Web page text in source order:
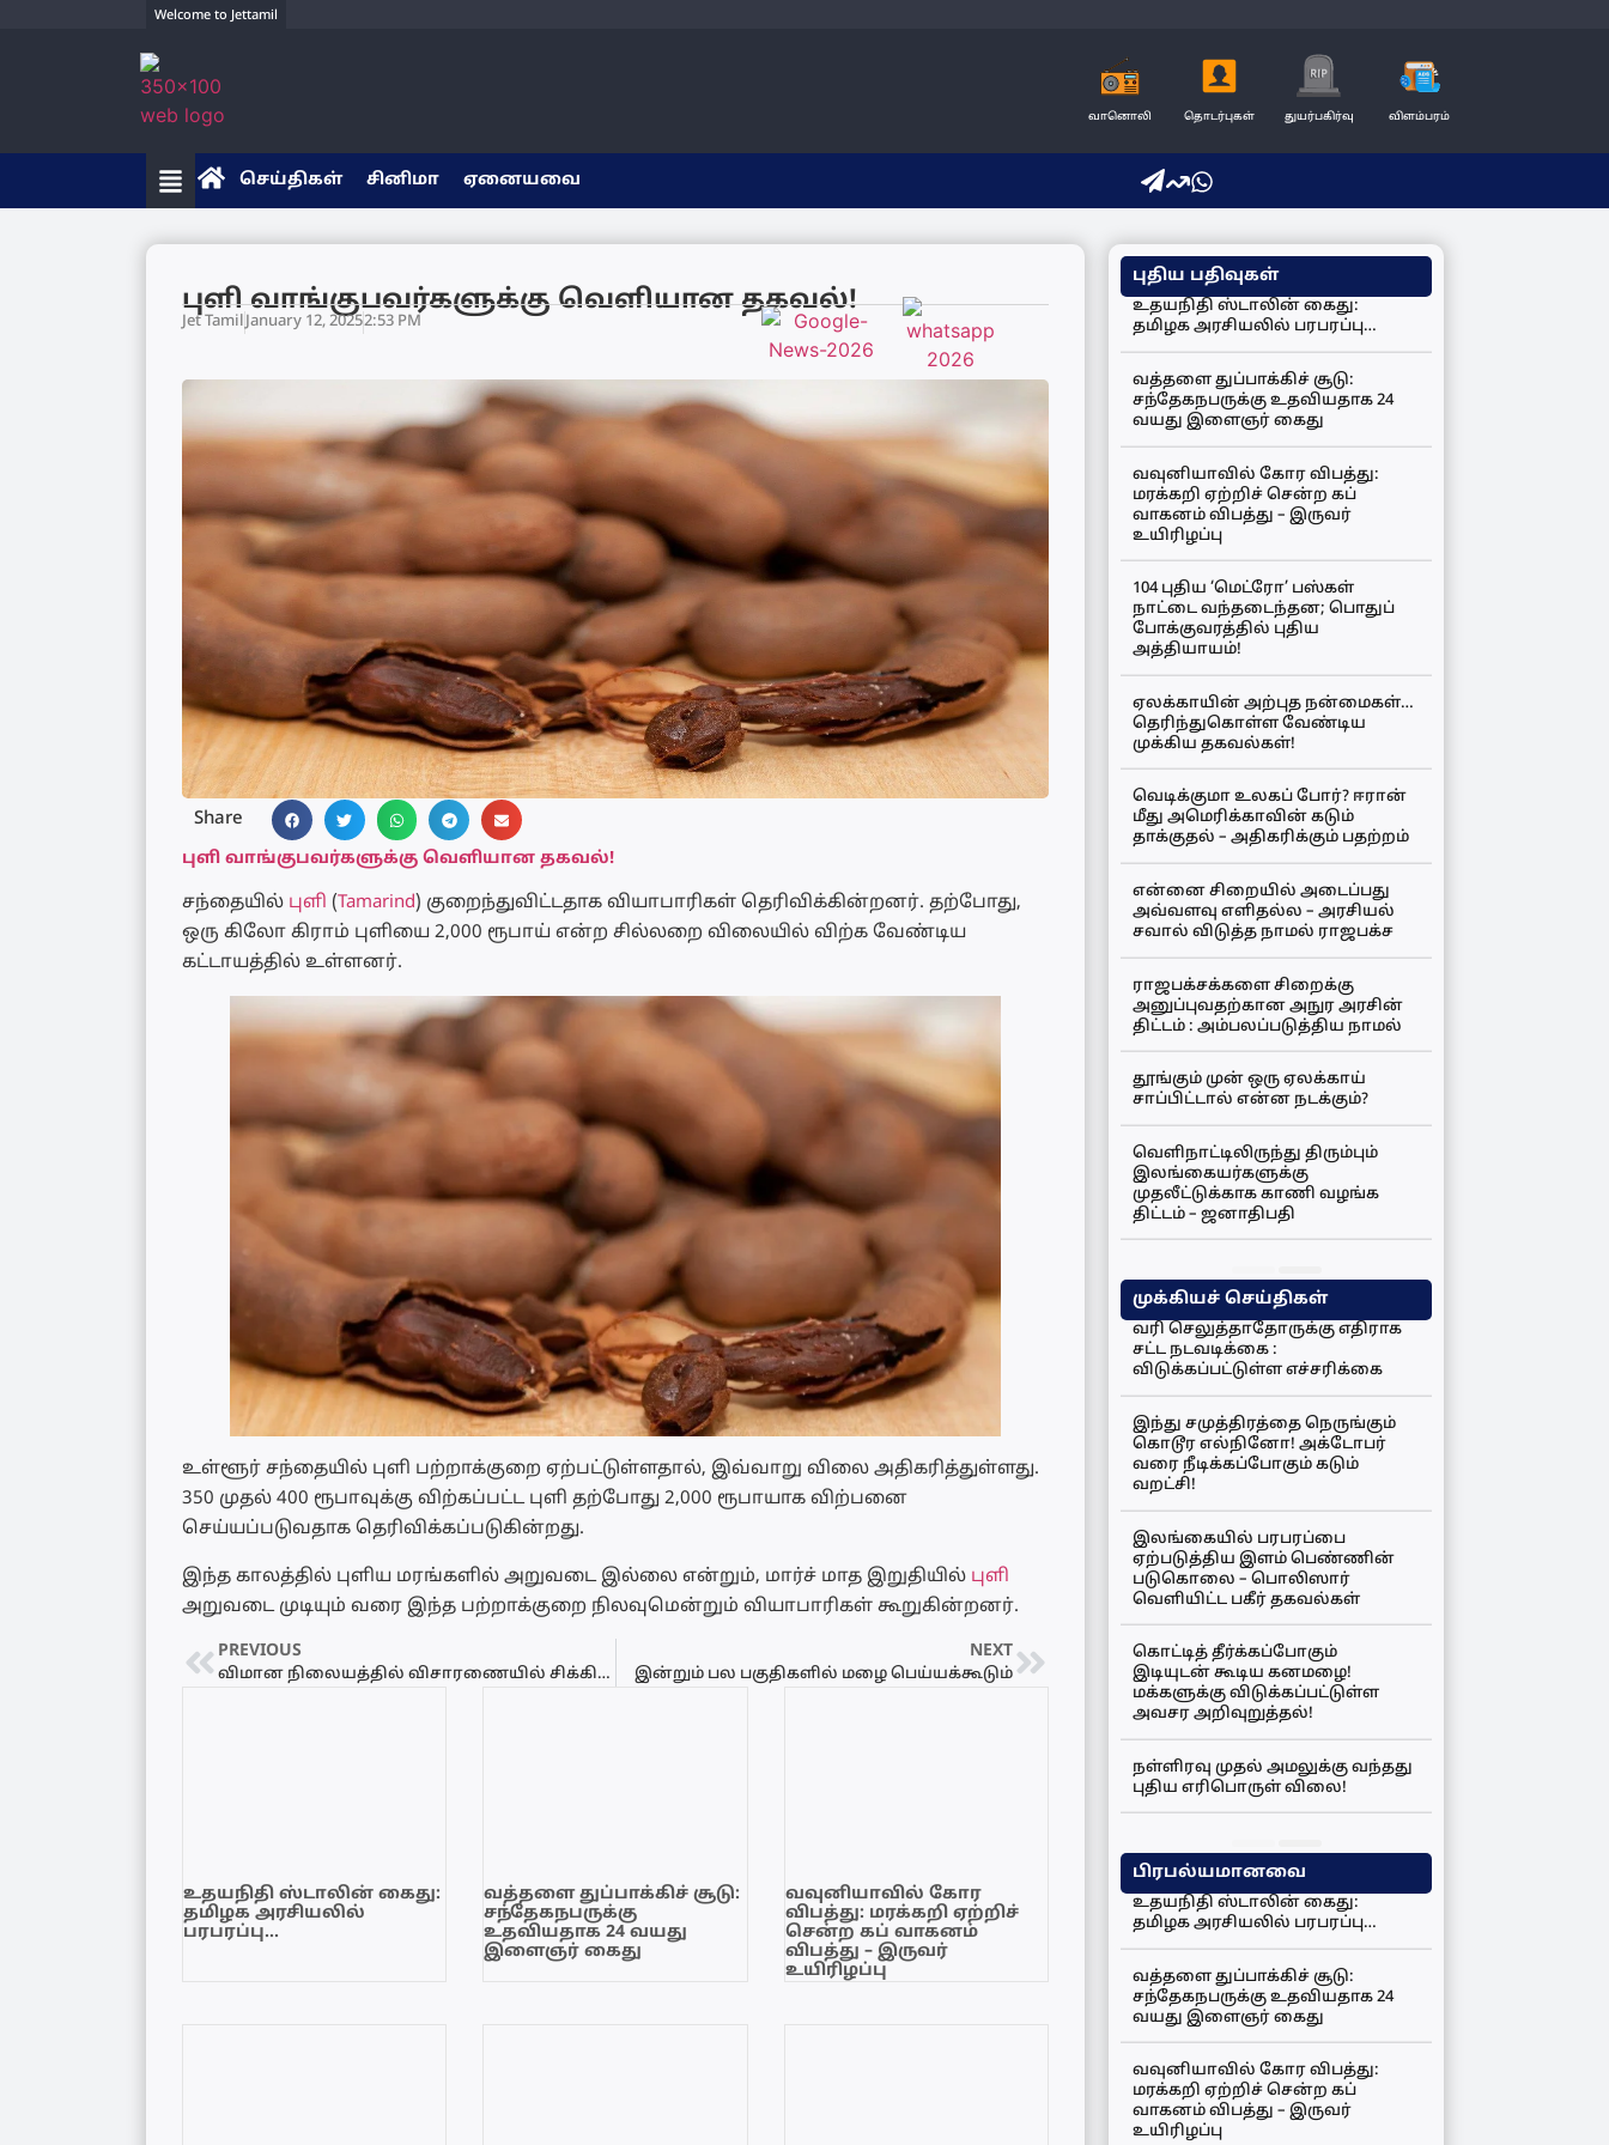
Welcome to Jettamil
வானொலி தொடர்புகள் துயர்பகிர்வு விளம்பரம்
செய்திகள் சினிமா ஏனையவை
புளி வாங்குபவர்களுக்கு வெளியான தகவல்!
Jet TamilJanuary 12, 20252:53 PM
Share
புளி வாங்குபவர்களுக்கு வெளியான தகவல்!
சந்தையில் புளி (Tamarind) குறைந்துவிட்டதாக வியாபாரிகள் தெரிவிக்கின்றனர். தற்போது,
ஒரு கிலோ கிராம் புளியை 2,000 ரூபாய் என்ற சில்லறை விலையில் விற்க வேண்டிய
கட்டாயத்தில் உள்ளனர்.
உள்ளூர் சந்தையில் புளி பற்றாக்குறை ஏற்பட்டுள்ளதால், இவ்வாறு விலை அதிகரித்துள்ளது.
350 முதல் 400 ரூபாவுக்கு விற்கப்பட்ட புளி தற்போது 2,000 ரூபாயாக விற்பனை
செய்யப்படுவதாக தெரிவிக்கப்படுகின்றது.
இந்த காலத்தில் புளிய மரங்களில் அறுவடை இல்லை என்றும், மார்ச் மாத இறுதியில் புளி
அறுவடை முடியும் வரை இந்த பற்றாக்குறை நிலவுமென்றும் வியாபாரிகள் கூறுகின்றனர்.
PREVIOUS
விமான நிலையத்தில் விசாரணையில் சிக்கிய சிறீதரன்
NEXT
இன்றும் பல பகுதிகளில் மழை பெய்யக்கூடும்
உதயநிதி ஸ்டாலின் கைது:
தமிழக அரசியலில்
பரபரப்பு…
வத்தளை துப்பாக்கிச் சூடு:
சந்தேகநபருக்கு
உதவியதாக 24 வயது
இளைஞர் கைது
வவுனியாவில் கோர
விபத்து: மரக்கறி ஏற்றிச்
சென்ற கப் வாகனம்
விபத்து – இருவர்
உயிரிழப்பு
புதிய பதிவுகள்
உதயநிதி ஸ்டாலின் கைது:
தமிழக அரசியலில் பரபரப்பு…
வத்தளை துப்பாக்கிச் சூடு:
சந்தேகநபருக்கு உதவியதாக 24
வயது இளைஞர் கைது
வவுனியாவில் கோர விபத்து:
மரக்கறி ஏற்றிச் சென்ற கப்
வாகனம் விபத்து – இருவர்
உயிரிழப்பு
104 புதிய ‘மெட்ரோ’ பஸ்கள்
நாட்டை வந்தடைந்தன; பொதுப்
போக்குவரத்தில் புதிய
அத்தியாயம்!
ஏலக்காயின் அற்புத நன்மைகள்…
தெரிந்துகொள்ள வேண்டிய
முக்கிய தகவல்கள்!
வெடிக்குமா உலகப் போர்? ஈரான்
மீது அமெரிக்காவின் கடும்
தாக்குதல் – அதிகரிக்கும் பதற்றம்
என்னை சிறையில் அடைப்பது
அவ்வளவு எளிதல்ல – அரசியல்
சவால் விடுத்த நாமல் ராஜபக்ச
ராஜபக்சக்களை சிறைக்கு
அனுப்புவதற்கான அநுர அரசின்
திட்டம் : அம்பலப்படுத்திய நாமல்
தூங்கும் முன் ஒரு ஏலக்காய்
சாப்பிட்டால் என்ன நடக்கும்?
வெளிநாட்டிலிருந்து திரும்பும்
இலங்கையர்களுக்கு
முதலீட்டுக்காக காணி வழங்க
திட்டம் – ஜனாதிபதி
முக்கியச் செய்திகள்
வரி செலுத்தாதோருக்கு எதிராக
சட்ட நடவடிக்கை :
விடுக்கப்பட்டுள்ள எச்சரிக்கை
இந்து சமுத்திரத்தை நெருங்கும்
கொடூர எல்நினோ! அக்டோபர்
வரை நீடிக்கப்போகும் கடும்
வறட்சி!
இலங்கையில் பரபரப்பை
ஏற்படுத்திய இளம் பெண்ணின்
படுகொலை – பொலிஸார்
வெளியிட்ட பகீர் தகவல்கள்
கொட்டித் தீர்க்கப்போகும்
இடியுடன் கூடிய கனமழை!
மக்களுக்கு விடுக்கப்பட்டுள்ள
அவசர அறிவுறுத்தல்!
நள்ளிரவு முதல் அமலுக்கு வந்தது
புதிய எரிபொருள் விலை!
பிரபல்யமானவை
உதயநிதி ஸ்டாலின் கைது:
தமிழக அரசியலில் பரபரப்பு…
வத்தளை துப்பாக்கிச் சூடு:
சந்தேகநபருக்கு உதவியதாக 24
வயது இளைஞர் கைது
வவுனியாவில் கோர விபத்து:
மரக்கறி ஏற்றிச் சென்ற கப்
வாகனம் விபத்து – இருவர்
உயிரிழப்பு